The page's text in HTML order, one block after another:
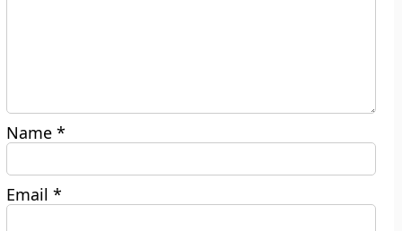
Name*
Email*